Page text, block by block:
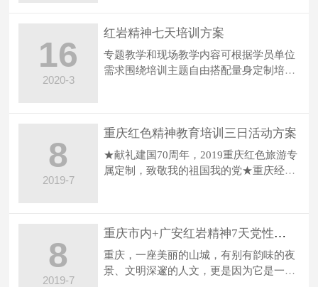
16
2020-3
红岩精神七天培训方案
专题教学和现场教学内容可根据学员单位
需求围绕培训主题自由搭配量身定制培训
8
2019-7
重庆红色精神教育培训三日活动方案
★献礼建国70周年，2019重庆红色旅游专
属定制，致敬我的祖国我的党★重庆经典
8
2019-7
重庆市内+广安红岩精神7天党性教育培训方案
重庆，一座美丽的山城，有别有韵味的夜
景、文明深邃的人文，更是因为它是一座